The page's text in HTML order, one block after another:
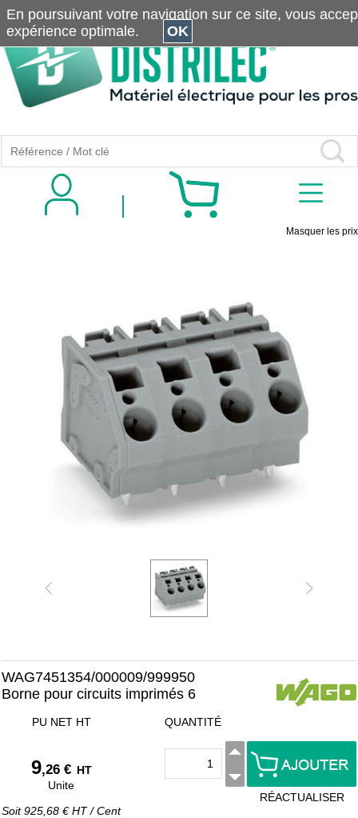
Masquer les prix
WAG7451354/000009/999950
Borne pour circuits imprimés 6
PU NET HT
9,26 € HT
Unite
Soit925,68 € HT/Cent
QUANTITÉ
RÉACTUALISER
En poursuivant votre navigation sur ce site, vous
expérience optimale.
OK